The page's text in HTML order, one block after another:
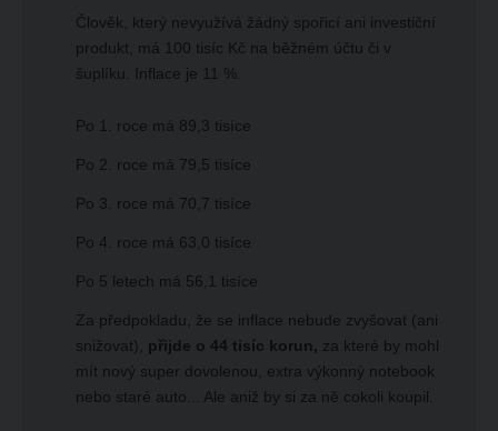
Člověk, který nevyužívá žádný spořicí ani investiční
produkt, má 100 tisíc Kč na běžném účtu či v
šuplíku. Inflace je 11 %.
Po 1. roce má 89,3 tisíce
Po 2. roce má 79,5 tisíce
Po 3. roce má 70,7 tisíce
Po 4. roce má 63,0 tisíce
Po 5 letech má 56,1 tisíce
Za předpokladu, že se inflace nebude zvyšovat (ani
snižovat), přijde o 44 tisíc korun, za které by mohl
mít nový super dovolenou, extra výkonný notebook
nebo staré auto... Ale aniž by si za ně cokoli koupil.